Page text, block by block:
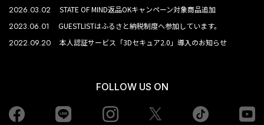
2026.03.02 STATE OF MIND返品OKキャンペーン対象商品追加
2023.06.01 GUESTLISTはふるさと納税制度へ参加しています。
2022.09.20 本人認証サービス「3Dセキュア2.0」導入のお知らせ
FOLLOW US ON
Facebook Instagram tiktok